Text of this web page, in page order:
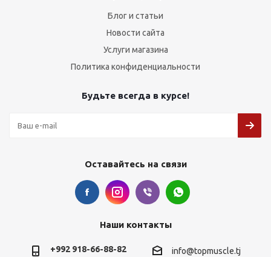
Блог и статьи
Новости сайта
Услуги магазина
Политика конфиденциальности
Будьте всегда в курсе!
Оставайтесь на связи
Наши контакты
+992 918-66-88-82 info@topmuscle.tj